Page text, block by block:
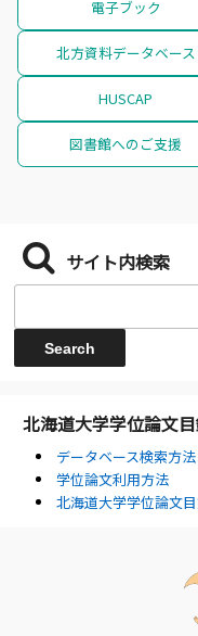
電子ブック
北方資料データベース
HUSCAP
図書館へのご支援
サイト内検索
北海道大学学位論文
データベース検索方法
学位論文利用方法
北海道大学学位論文